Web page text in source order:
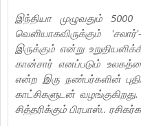
இந்தியா முழுவதும்
வெளியாகவிருக்கும்
இருக்கும் என்று
கான்சார் எனப்படும்
என்ற இரு நண்பர்களின்
காட்சிகளுடன்
சித்தரிக்கும் பிரபாஸ்..